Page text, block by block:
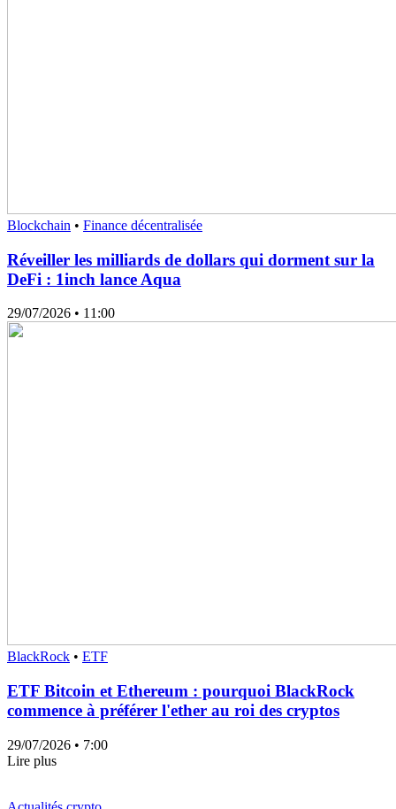
Blockchain • Finance décentralisée
Réveiller les milliards de dollars qui dorment sur la
DeFi : 1inch lance Aqua
29/07/2026 • 11:00
BlackRock • ETF
ETF Bitcoin et Ethereum : pourquoi BlackRock
commence à préférer l'ether au roi des cryptos
29/07/2026 • 7:00
Lire plus